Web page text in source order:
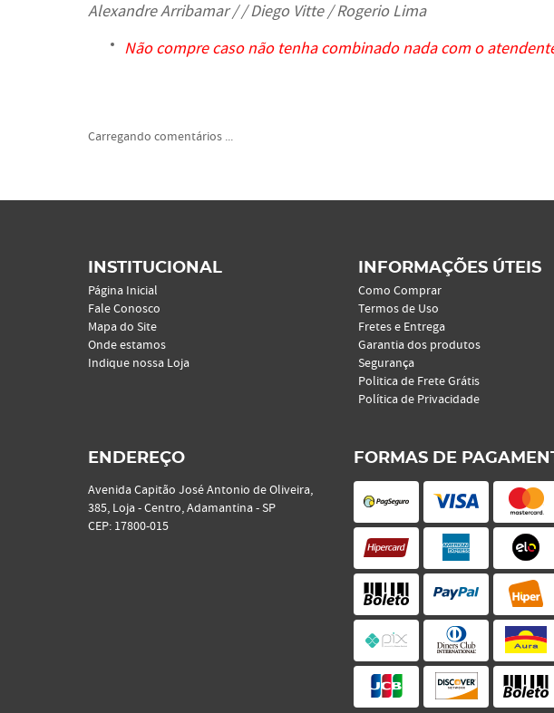
Alexandre Arribamar / / Diego Vitte /Rogerio Lima
Não compre caso não tenha combinado nada com o
Carregando comentários ...
INSTITUCIONAL
Página Inicial
Fale Conosco
Mapa do Site
Onde estamos
Indique nossa Loja
INFORMAÇÕES ÚTEIS
Como Comprar
Termos de Uso
Fretes e Entrega
Garantia dos produtos
Segurança
Politica de Frete Grátis
Política de Privacidade
ENDEREÇO
Avenida Capitão José Antonio de Oliveira,
385, Loja-Centro, Adamantina-SP
CEP: 17800-015
FORMAS DE